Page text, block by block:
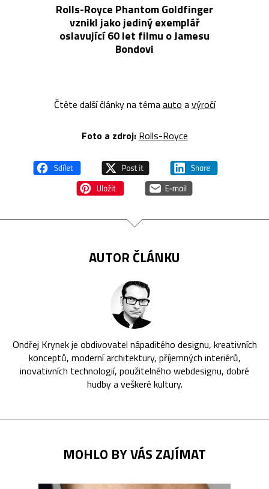
Rolls-Royce Phantom Goldfinger
vznikl jako jediný exemplář
oslavující 60 let filmu o Jamesu
Bondovi
Čtěte další články na témaauto avýročí
Foto a zdroj: Rolls-Royce
AUTOR ČLÁNKU
Ondřej Krynek je obdivovatel nápaditého designu, kreativních
konceptů, moderní architektury, příjemných interiérů,
inovativních technologií, použitelného webdesignu, dobré
hudby a veškeré kultury.
MOHLO BY VÁS ZAJÍMAT